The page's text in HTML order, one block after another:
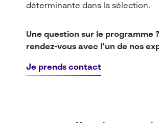
déterminante dans la sélection.
Une question sur le programme
rendez-vous avec l’un de nos
Je prends contact